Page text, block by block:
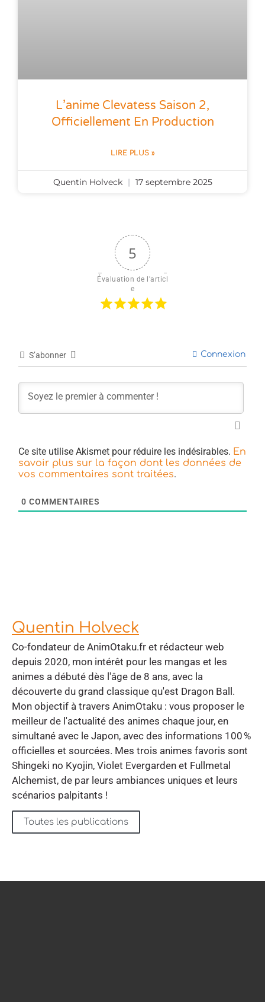
L’anime Clevatess Saison 2,
Officiellement En Production
LIRE PLUS »
Quentin Holveck 17 septembre 2025
5
Évaluation de l'articl
e
S’abonner Connexion
Ce site utilise Akismet pour réduire les indésirables. En
savoir plus sur la façon dont les données de
vos commentaires sont traitées.
0 COMMENTAIRES
Quentin Holveck
Co-fondateur de AnimOtaku.fr et rédacteur web
depuis 2020, mon intérêt pour les mangas et les
animes a débuté dès l'âge de 8 ans, avec la
découverte du grand classique qu'est Dragon Ball.
Mon objectif à travers AnimOtaku : vous proposer le
meilleur de l'actualité des animes chaque jour, en
simultané avec le Japon, avec des informations 100 %
officielles et sourcées. Mes trois animes favoris sont
Shingeki no Kyojin, Violet Evergarden et Fullmetal
Alchemist, de par leurs ambiances uniques et leurs
scénarios palpitants !
Toutes les publications